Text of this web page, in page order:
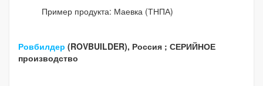
Пример продукта: Маевка (ТНПА)
Ровбилдер (ROVBUILDER), Россия ; СЕРИЙНОЕ
производство